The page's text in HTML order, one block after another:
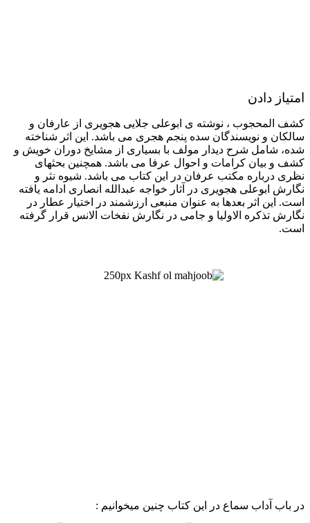
امتیاز دادن
کشف المحجوب ، نوشته ی ابوعلی جلایی هجویری از عارفان و
سالکان و نویسندگان سده پنجم هجری می باشد. این اثر شناخته
شده، شامل شرح دیدار مولف با بسیاری از مشایخ دوران خویش و
کشف و بیان کرامات و احوال عرفا می باشد. همچنین بحثهای
نظری درباره مکتب عرفان در این کتاب می باشد. شیوه نثر و
نگارش ابوعلی هجویری در آثار خواجه عبدالله انصاری ادامه یافته
است. این اثر بعدها به عنوان منبعی ارزشمند در اختیار عطار در
نگارش تذکره الاولیا و جامی در نگارش نفخات الانس قرار گرفته
است.
در باب آداب سماع در این کتاب چنین میخوانیم :